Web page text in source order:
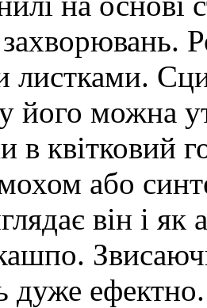
листками.
його можна
в квітковий
або
він і
дуже ефектно.